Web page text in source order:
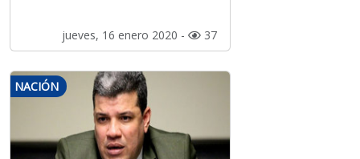
jueves, 16 enero 2020 - 37
NACIÓN